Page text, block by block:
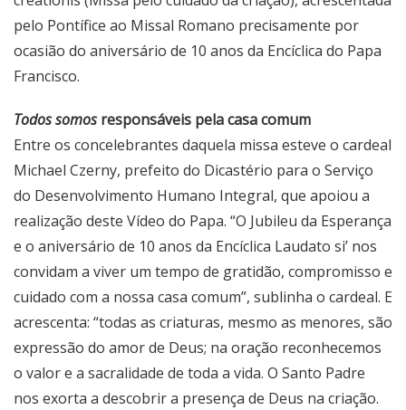
pelo Pontífice ao Missal Romano precisamente por
ocasião do aniversário de 10 anos da Encíclica do Papa
Francisco.
Todos somosresponsáveis pela casa comum
Entre os concelebrantes daquela missa esteve o cardeal
Michael Czerny, prefeito do Dicastério para o Serviço
do Desenvolvimento Humano Integral, que apoiou a
realização deste Vídeo do Papa. “O Jubileu da Esperança
e o aniversário de 10 anos da Encíclica Laudato si’ nos
convidam a viver um tempo de gratidão, compromisso e
cuidado com a nossa casa comum”, sublinha o cardeal. E
acrescenta: “todas as criaturas, mesmo as menores, são
expressão do amor de Deus; na oração reconhecemos
o valor e a sacralidade de toda a vida. O Santo Padre
nos exorta a descobrir a presença de Deus na criação.